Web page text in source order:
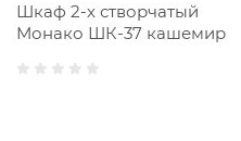
Шкаф 2-х створчатый
Монако ШК-37 кашемир